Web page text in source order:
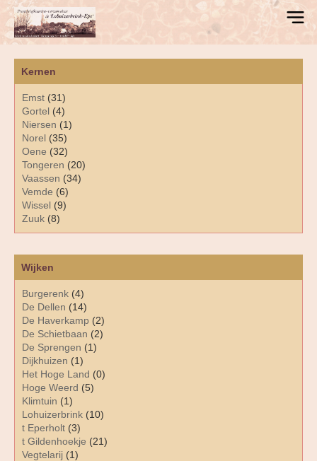
Kernen
Emst (31)
Gortel (4)
Niersen (1)
Norel (35)
Oene (32)
Tongeren (20)
Vaassen (34)
Vemde (6)
Wissel (9)
Zuuk (8)
Wijken
Burgerenk (4)
De Dellen (14)
De Haverkamp (2)
De Schietbaan (2)
De Sprengen (1)
Dijkhuizen (1)
Het Hoge Land (0)
Hoge Weerd (5)
Klimtuin (1)
Lohuizerbrink (10)
t Eperholt (3)
t Gildenhoekje (21)
Vegtelarij (1)